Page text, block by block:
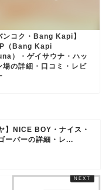
ンコク・Bang Kapi】
（Bang Kapi
）・ゲイサウナ・ハッ
場の詳細・口コミ・レビ
】NICE BOY・ナイス・
ーバーの詳細・レ...